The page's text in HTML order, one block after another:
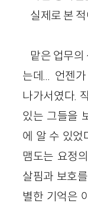
실제로 본
맡은 업무의
는데... 언젠
나가서였다.
있는 그들을
에 알 수 있었
맴도는 요정
살핌과 보호
별한 기억은